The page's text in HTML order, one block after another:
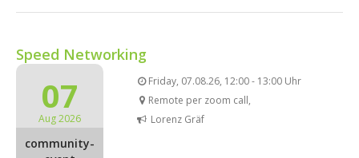
Speed Networking
07
Aug 2026
community-
Friday, 07.08.26, 12:00 - 13:00 Uhr
Remote per zoom call,
Lorenz Gräf